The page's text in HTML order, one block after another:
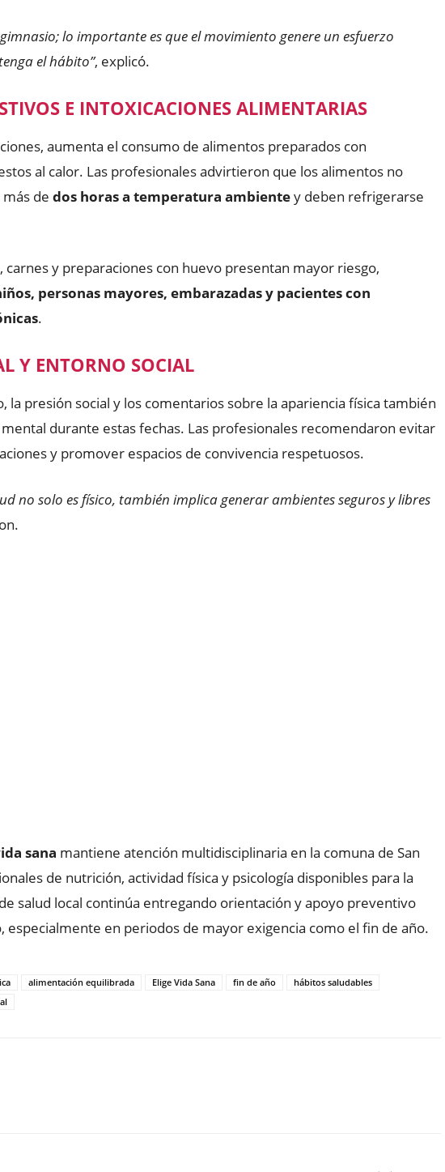
lo importante es que el movimiento genere un esfuerzo
el hábito”, explicó.
E INTOXICACIONES ALIMENTARIAS
aumenta el consumo de alimentos preparados con
al calor. Las profesionales advirtieron que los alimentos no
de dos horas a temperatura ambientey deben refrigerarse
carnes y preparaciones con huevo presentan mayor riesgo,
personas mayores, embarazadas y pacientes con
.
Y ENTORNO SOCIAL
la presión social y los comentarios sobre la apariencia física también
durante estas fechas. Las profesionales recomendaron evitar
y promover espacios de convivencia respetuosos.
no solo es físico, también implica generar ambientes seguros y libres
sana mantiene atención multidisciplinaria en la comuna de San
de nutrición, actividad física y psicología disponibles para la
salud local continúa entregando orientación y apoyo preventivo
especialmente en periodos de mayor exigencia como el fin de año.
alimentación equilibrada Elige Vida Sana fin de año
hábitos saludables